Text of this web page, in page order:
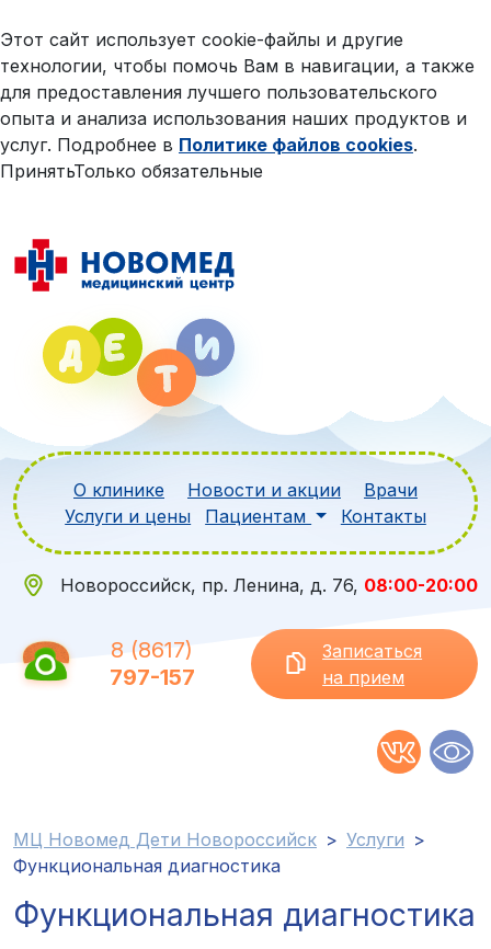
Этот сайт использует cookie-файлы и другие
технологии, чтобы помочь Вам в навигации, а также
для предоставления лучшего пользовательского
опыта и анализа использования наших продуктов и
услуг. Подробнее в Политике файлов cookies.
ПринятьТолько обязательные
О клинике Новости и акции
Врачи
Услуги и цены
Пациентам Контакты
Новороссийск, пр. Ленина, д. 76, 08:00-20:00
8 (8617)
797-157
Записаться
на прием
МЦ Новомед Дети Новороссийск > Услуги >
Функциональная диагностика
Функциональная диагностика